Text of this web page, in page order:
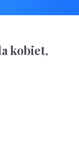
kobiet,